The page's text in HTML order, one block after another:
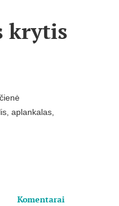
krytis
aplankalas,
Komentarai